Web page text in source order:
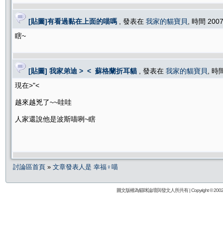
[貼圖]有看過黏在上面的喵嗎 , 發表在 我家的貓寶貝
, 時間
瞎~
[貼圖] 我家弟迪 > < 蘇格蘭折耳貓 , 發表在 我家的貓寶貝
,
現在>"<
越來越兇了~~哇哇
人家還說他是波斯喵咧~瞎
討論區首頁 » 文章發表人是 幸福♀喵
圖文版權為貓咪論壇與發文人所共有 | Copyright ©